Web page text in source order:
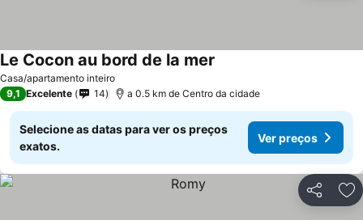
Casa/apartamento inteiro
Le Cocon au bord de la mer
9,1 Excelente 14 a 0.5 km de Centro da cidade
Selecione as datas para ver os preços
exatos.
Ver preços
Partilhar